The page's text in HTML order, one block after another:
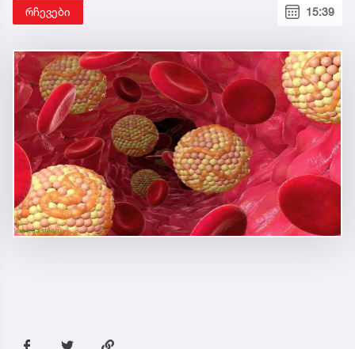
რჩევები 15:39